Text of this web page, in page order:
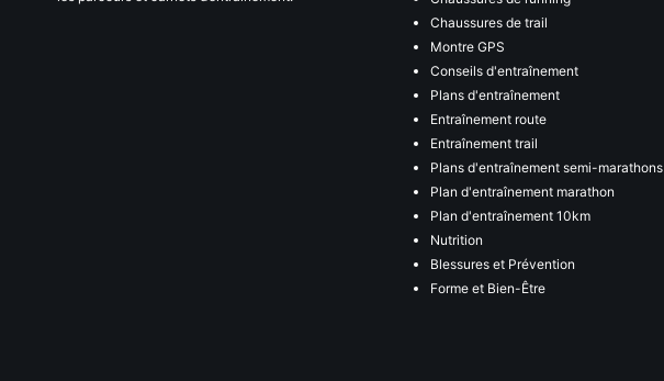
Chaussures de trail
Montre GPS
Conseils d'entraînement
Plans d'entraînement
Entraînement route
Entraînement trail
Plans d'entraînement semi-marathons
Plan d'entraînement marathon
Plan d'entraînement 10km
Nutrition
Blessures et Prévention
Forme et Bien-Être